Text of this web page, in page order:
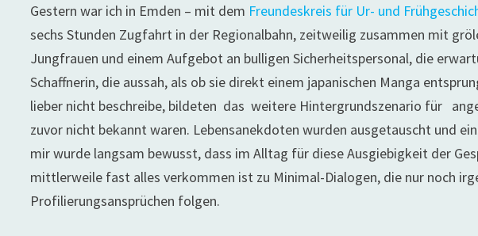
Gestern war ich in Emden – mit dem Freundeskreis für Ur- und
sechs Stunden Zugfahrt in der Regionalbahn, zeitweilig zusammen mit
Jungfrauen und einem Aufgebot an bulligen Sicherheitspersonal, die
Schaffnerin, die aussah, als ob sie direkt einem japanischen Manga
lieber nicht beschreibe, bildeten das weitere Hintergrundszenario für
zuvor nicht bekannt waren. Lebensanekdoten wurden ausgetauscht und
mir wurde langsam bewusst, dass im Alltag für diese Ausgiebigkeit der
mittlerweile fast alles verkommen ist zu Minimal-Dialogen, die nur noch
Profilierungsansprüchen folgen.